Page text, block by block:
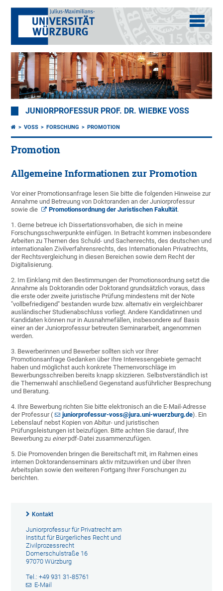
JUNIORPROFESSUR PROF. DR. WIEBKE VOSS
VOSS FORSCHUNG PROMOTION
Promotion
Allgemeine Informationen zur Promotion
Vor einer Promotionsanfrage lesen Sie bitte die folgenden Hinweise zur
Annahme und Betreuung von Doktoranden an der Juniorprofessur
sowie die
Promotionsordnung der Juristischen Fakultät.
1. Gerne betreue ich Dissertationsvorhaben, die sich in meine
Forschungsschwerpunkte einfügen. In Betracht kommen insbesondere
Arbeiten zu Themen des Schuld- und Sachenrechts, des deutschen und
internationalen Zivilverfahrensrechts, des Internationalen Privatrechts,
der Rechtsvergleichung in diesen Bereichen sowie dem Recht der
Digitalisierung.
2. Im Einklang mit den Bestimmungen der Promotionsordnung setzt die
Annahme als Doktorandin oder Doktorand grundsätzlich voraus, dass
die erste oder zweite juristische Prüfung mindestens mit der Note
"vollbefriedigend" bestanden wurde bzw. alternativ ein vergleichbarer
ausländischer Studienabschluss vorliegt. Andere Kandidatinnen und
Kandidaten können nur in Ausnahmefällen, insbesondere auf Basis
einer an der Juniorprofessur betreuten Seminararbeit, angenommen
werden.
3. Bewerberinnen und Bewerber sollten sich vor Ihrer
Promotionsanfrage Gedanken über Ihre Interessengebiete gemacht
haben und möglichst auch konkrete Themenvorschläge im
Bewerbungsschreiben bereits knapp skizzieren. Selbstverständlich ist
die Themenwahl anschließend Gegenstand ausführlicher Besprechung
und Beratung.
4. Ihre Bewerbung richten Sie bitte elektronisch an die E-Mail-Adresse
der Professur (
juniorprofessur-voss@jura.uni-wuerzburg.de). Ein
Lebenslauf nebst Kopien von Abitur- und juristischen
Prüfungsleistungen ist beizufügen. Bitte achten Sie darauf, Ihre
Bewerbung zu einerpdf-Datei zusammenzufügen.
5. Die Promovenden bringen die Bereitschaft mit, im Rahmen eines
internen Doktorandenseminars aktiv mitzuwirken und über Ihren
Arbeitsplan sowie den weiteren Fortgang Ihrer Forschungen zu
berichten.
Kontakt
Juniorprofessur für Privatrecht am
Institut für Bürgerliches Recht und
Zivilprozessrecht
Domerschulstraße 16
97070 Würzburg
Tel.: +49 931 31-85761
E-Mail